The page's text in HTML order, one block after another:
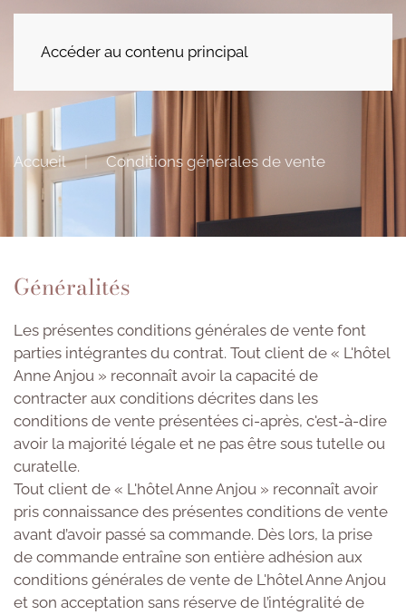
Accéder au contenu principal
Accueil Conditions générales de vente
Généralités
Les présentes conditions générales de vente font
parties intégrantes du contrat. Tout client de « L'hôtel
Anne Anjou » reconnaît avoir la capacité de
contracter aux conditions décrites dans les
conditions de vente présentées ci-après, c'est-à-dire
avoir la majorité légale et ne pas être sous tutelle ou
curatelle.
Tout client de « L'hôtel Anne Anjou » reconnaît avoir
pris connaissance des présentes conditions de vente
avant d’avoir passé sa commande. Dès lors, la prise
de commande entraîne son entière adhésion aux
conditions générales de vente de L'hôtel Anne Anjou
et son acceptation sans réserve de l’intégralité de